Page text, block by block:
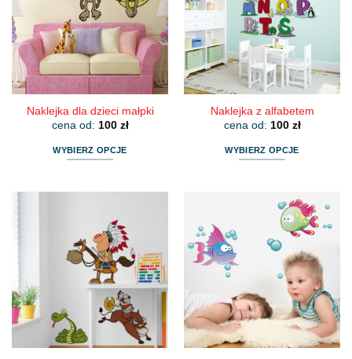
Naklejka dla dzieci małpki
cena od: 100 zł
WYBIERZ OPCJE
wariantów.
Opcje
można
wybrać
stronie
produktu
Naklejka z alfabetem
cena od: 100 zł
WYBIERZ OPCJE
wiele
wariantów.
Opcje
można
wybrać
na
stronie
produktu